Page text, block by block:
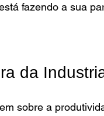
fazendo a sua
da
sobre a